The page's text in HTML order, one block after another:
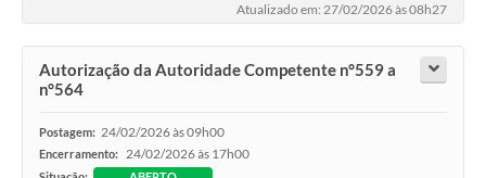
Atualizado em: 27/02/2026 às 08h27
Autorização da Autoridade Competente n°559 a
n°564
Postagem: 24/02/2026 às 09h00
Encerramento: 24/02/2026 às 17h00